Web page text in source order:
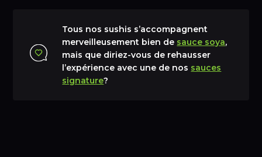
Tous nos sushis s’accompagnent
merveilleusement bien de sauce soya,
mais que diriez-vous de rehausser
l’expérience avec une de nos sauces
signature?